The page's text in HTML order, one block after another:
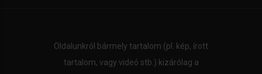
Oldalunkról bármely tartalom (pl. kép, írott
tartalom, vagy videó stb.) kizárólag a